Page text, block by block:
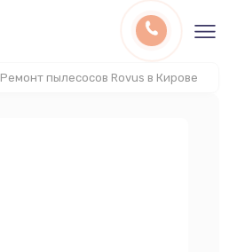
Ремонт пылесосов Rovus в Кирове